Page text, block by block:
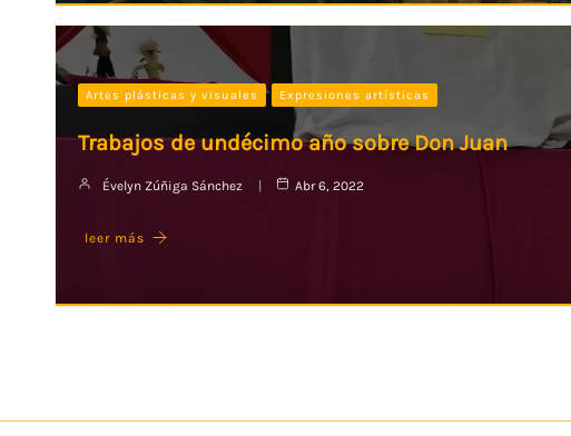
Artes plásticas y visuales Expresiones artísticas
Trabajos de undécimo año sobre Don Juan
Évelyn Zúñiga Sánchez Abr 6, 2022
leer más